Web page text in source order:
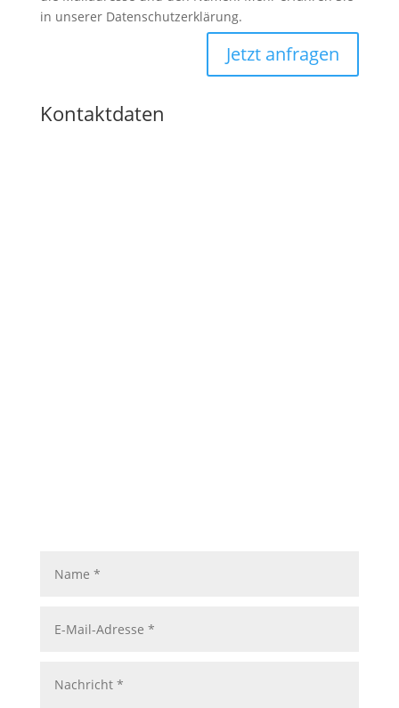
in unserer Datenschutzerklärung.
Jetzt anfragen
Kontaktdaten